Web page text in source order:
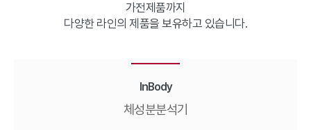
가전제품까지
다양한 라인의 제품을 보유하고 있습니다.
InBody
체성분분석기